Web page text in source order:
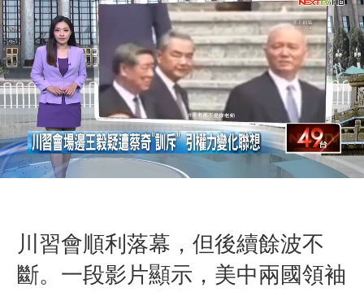
川習會順利落幕，但後續餘波不
斷。一段影片顯示， 美中兩國領袖